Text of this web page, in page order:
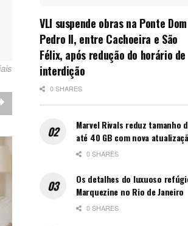
VLI suspende obras na Ponte Dom
Pedro II, entre Cachoeira e São
Félix, após redução do horário de
interdição
0 SHARES
Marvel Rivals reduz tamanho
até 40 GB com nova
0 SHARES
Os detalhes do luxuoso
Marquezine no Rio de Janeiro
0 SHARES